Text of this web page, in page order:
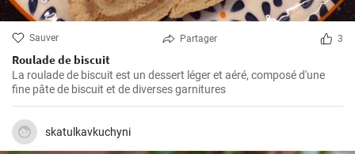
Sauver Partager 3
Roulade de biscuit
La roulade de biscuit est un dessert léger et aéré, composé d'une
fine pâte de biscuit et de diverses garnitures
skatulkavkuchyni